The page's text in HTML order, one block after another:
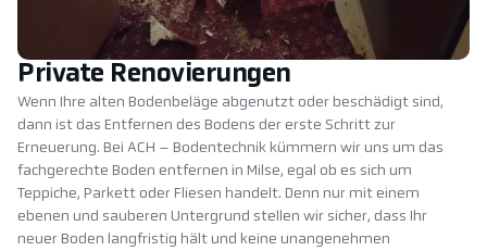
Private Renovierungen
Wenn Ihre alten Bodenbeläge abgenutzt oder beschädigt sind,
dann ist das Entfernen des Bodens der erste Schritt zur
Erneuerung. Bei ACH – Bodentechnik kümmern wir uns um das
fachgerechte Boden entfernen in Milse, egal ob es sich um
Teppiche, Parkett oder Fliesen handelt. Denn nur mit einem
ebenen und sauberen Untergrund stellen wir sicher, dass Ihr
neuer Boden langfristig hält und keine unangenehmen